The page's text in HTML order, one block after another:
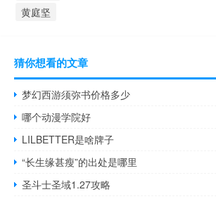
黄庭坚
猜你想看的文章
梦幻西游须弥书价格多少
哪个动漫学院好
LILBETTER是啥牌子
“长生缘甚瘦”的出处是哪里
圣斗士圣域1.27攻略